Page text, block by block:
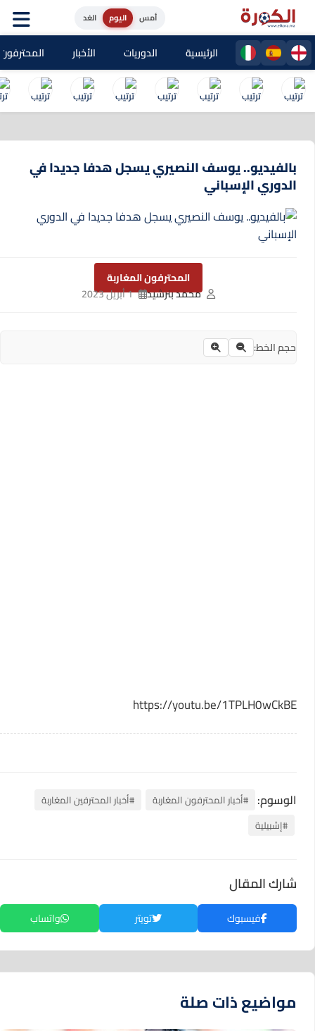
اليوم الغد
الرئيسية الدوريات الأخبار المحترفون
بالفيديو.. يوسف النصيري يسجل هدفا جديدا في
الدوري الإسباني
المحترفون المغاربة
محمد بنرشيد
1 أبريل 2023
حجم الخط:
https://youtu.be/1TPLH0wCkBE
الوسوم: #أخبار المحترفون المغاربة
#أخبار المحترفين المغاربة
#إشبيلية
شارك المقال
فيسبوك تويتر واتساب
مواضيع ذات صلة